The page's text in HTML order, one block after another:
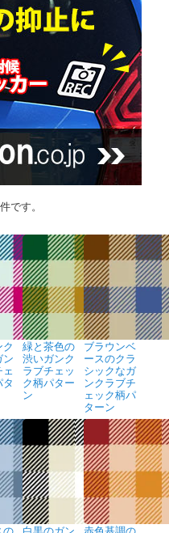
です。
ン
緑と茶色の
渋いガンク
ラブチェッ
ク柄パター
ン
ブラウンベ
ースのクラ
シックなガ
ンクラブチ
ェック柄パ
ターン